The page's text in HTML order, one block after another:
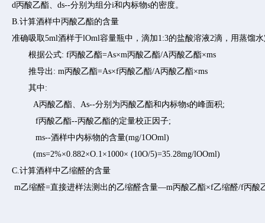
d丙酸乙酯、ds--分别为组分i和内标物s的密度。
B.计算酒样中丙酸乙酯的含量
准确吸取5ml酒样于lOml容量瓶中，滴加1:3的盐酸溶液2滴，用蒸馏
根据公式: f丙酸乙酯=As×m丙酸乙酯/A丙酸乙酯×ms
推导出: m丙酸乙酯=As×f丙酸乙酯/A丙酸乙酯×ms
其中:
A丙酸乙酯、As--分别为丙酸乙酯和内标物s的峰面积;
f丙酸乙酯--丙酸乙酯的定量校正因子;
ms--酒样中内标物的含量(mg/1OOml)
(ms=2%×0.882×O.1×1000× (10O/5)=35.28mg/lOOml)
C.计算酒样中乙缩醛的含量
m乙缩醛=直接进样法测出的乙缩醛含量—m丙酸乙酯×f乙缩醛/f丙酸